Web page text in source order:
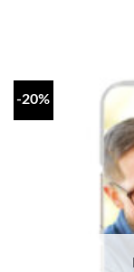
-20%